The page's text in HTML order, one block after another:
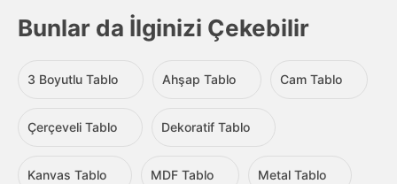
Bunlar da İlginizi Çekebilir
3 Boyutlu Tablo Ahşap Tablo Cam Tablo
Çerçeveli Tablo Dekoratif Tablo
Kanvas Tablo MDF Tablo Metal Tablo